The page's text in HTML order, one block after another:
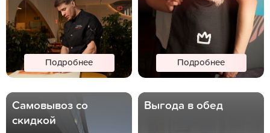
Подробнее Подробнее
Самовывоз со
скидкой
Выгода в обед